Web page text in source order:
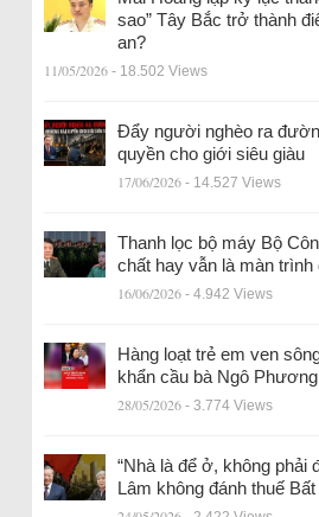
sao” Tây Bắc trở thành
an?
11/05/2026 - 18.502 Views
Đẩy người nghèo ra
quyền cho giới siêu giàu
17/06/2026 - 14.527 Views
Thanh lọc bộ máy Bộ
chất hay vẫn là màn trình
16/06/2026 - 4.942 Views
Hàng loạt trẻ em ven
khẩn cầu bà Ngô
28/05/2026 - 3.774 Views
“Nhà là để ở, không phải
Lâm không đánh thuế